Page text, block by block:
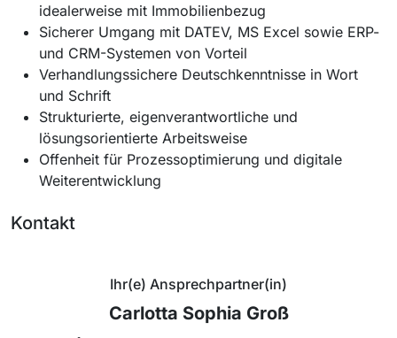
idealerweise mit Immobilienbezug
Sicherer Umgang mit DATEV, MS Excel sowie ERP-
und CRM-Systemen von Vorteil
Verhandlungssichere Deutschkenntnisse in Wort
und Schrift
Strukturierte, eigenverantwortliche und
lösungsorientierte Arbeitsweise
Offenheit für Prozessoptimierung und digitale
Weiterentwicklung
Kontakt
Ihr(e) Ansprechpartner(in)
Carlotta Sophia Groß